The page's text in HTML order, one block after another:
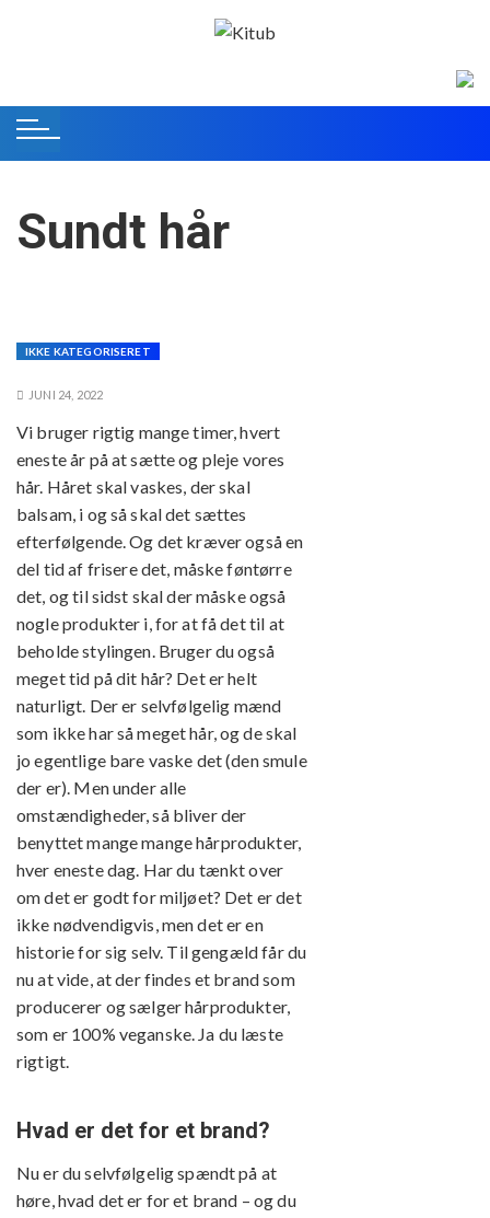
Sundt hår
IKKE KATEGORISERET
JUNI 24, 2022
Vi bruger rigtig mange timer, hvert
eneste år på at sætte og pleje vores
hår. Håret skal vaskes, der skal
balsam, i og så skal det sættes
efterfølgende. Og det kræver også en
del tid af frisere det, måske føntørre
det, og til sidst skal der måske også
nogle produkter i, for at få det til at
beholde stylingen. Bruger du også
meget tid på dit hår? Det er helt
naturligt. Der er selvfølgelig mænd
som ikke har så meget hår, og de skal
jo egentlige bare vaske det (den smule
der er). Men under alle
omstændigheder, så bliver der
benyttet mange mange hårprodukter,
hver eneste dag. Har du tænkt over
om det er godt for miljøet? Det er det
ikke nødvendigvis, men det er en
historie for sig selv. Til gengæld får du
nu at vide, at der findes et brand som
producerer og sælger hårprodukter,
som er 100% veganske. Ja du læste
rigtigt.
Hvad er det for et brand?
Nu er du selvfølgelig spændt på at
høre, hvad det er for et brand – og du